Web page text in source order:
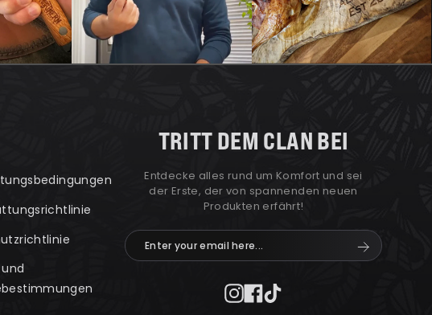
TRITT DEM CLAN BEI
Entdecke alles rund um Komfort und sei
der Erste, der von spannenden neuen
Produkten erfährt!
Enter
your
Abonnieren
Instagram
Facebook